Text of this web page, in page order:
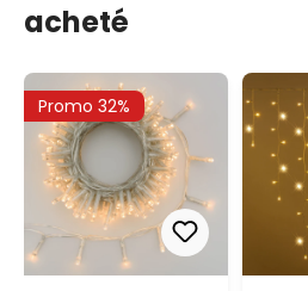
acheté
Promo 32%